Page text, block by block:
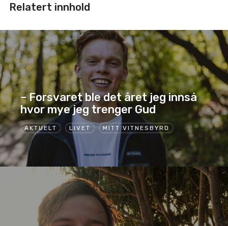
Relatert innhold
AKTUELT LIVET MITT VITNESBYRD
– Forsvaret ble det året jeg innså
hvor mye jeg trenger Gud